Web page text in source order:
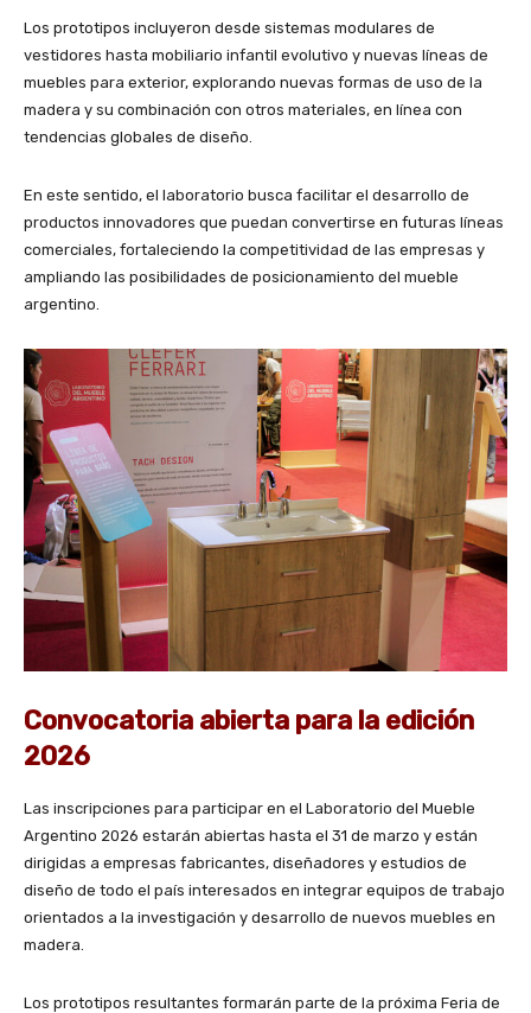
Los prototipos incluyeron desde sistemas modulares de
vestidores hasta mobiliario infantil evolutivo y nuevas líneas de
muebles para exterior, explorando nuevas formas de uso de la
madera y su combinación con otros materiales, en línea con
tendencias globales de diseño.
En este sentido, el laboratorio busca facilitar el desarrollo de
productos innovadores que puedan convertirse en futuras líneas
comerciales, fortaleciendo la competitividad de las empresas y
ampliando las posibilidades de posicionamiento del mueble
argentino.
Convocatoria abierta para la edición
2026
Las inscripciones para participar en el Laboratorio del Mueble
Argentino 2026 estarán abiertas hasta el 31 de marzo y están
dirigidas a empresas fabricantes, diseñadores y estudios de
diseño de todo el país interesados en integrar equipos de trabajo
orientados a la investigación y desarrollo de nuevos muebles en
madera.
Los prototipos resultantes formarán parte de la próxima Feria de